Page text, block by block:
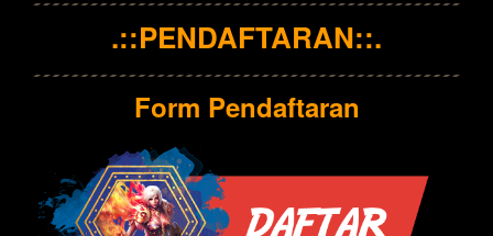
.::PENDAFTARAN::.
Form Pendaftaran